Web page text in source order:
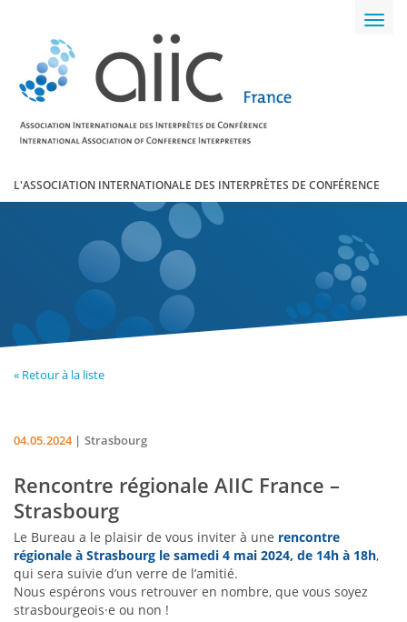
L'ASSOCIATION INTERNATIONALE DES INTERPRÈTES DE CONFÉRENCE
« Retour à la liste
04.05.2024 Strasbourg
Rencontre régionale AIIC France –
Strasbourg
Le Bureau a le plaisir de vous inviter à une rencontre
régionale à Strasbourg le samedi 4 mai 2024, de 14h à 18h,
qui sera suivie d’un verre de l’amitié.
Nous espérons vous retrouver en nombre, que vous soyez
strasbourgeois·e ou non !